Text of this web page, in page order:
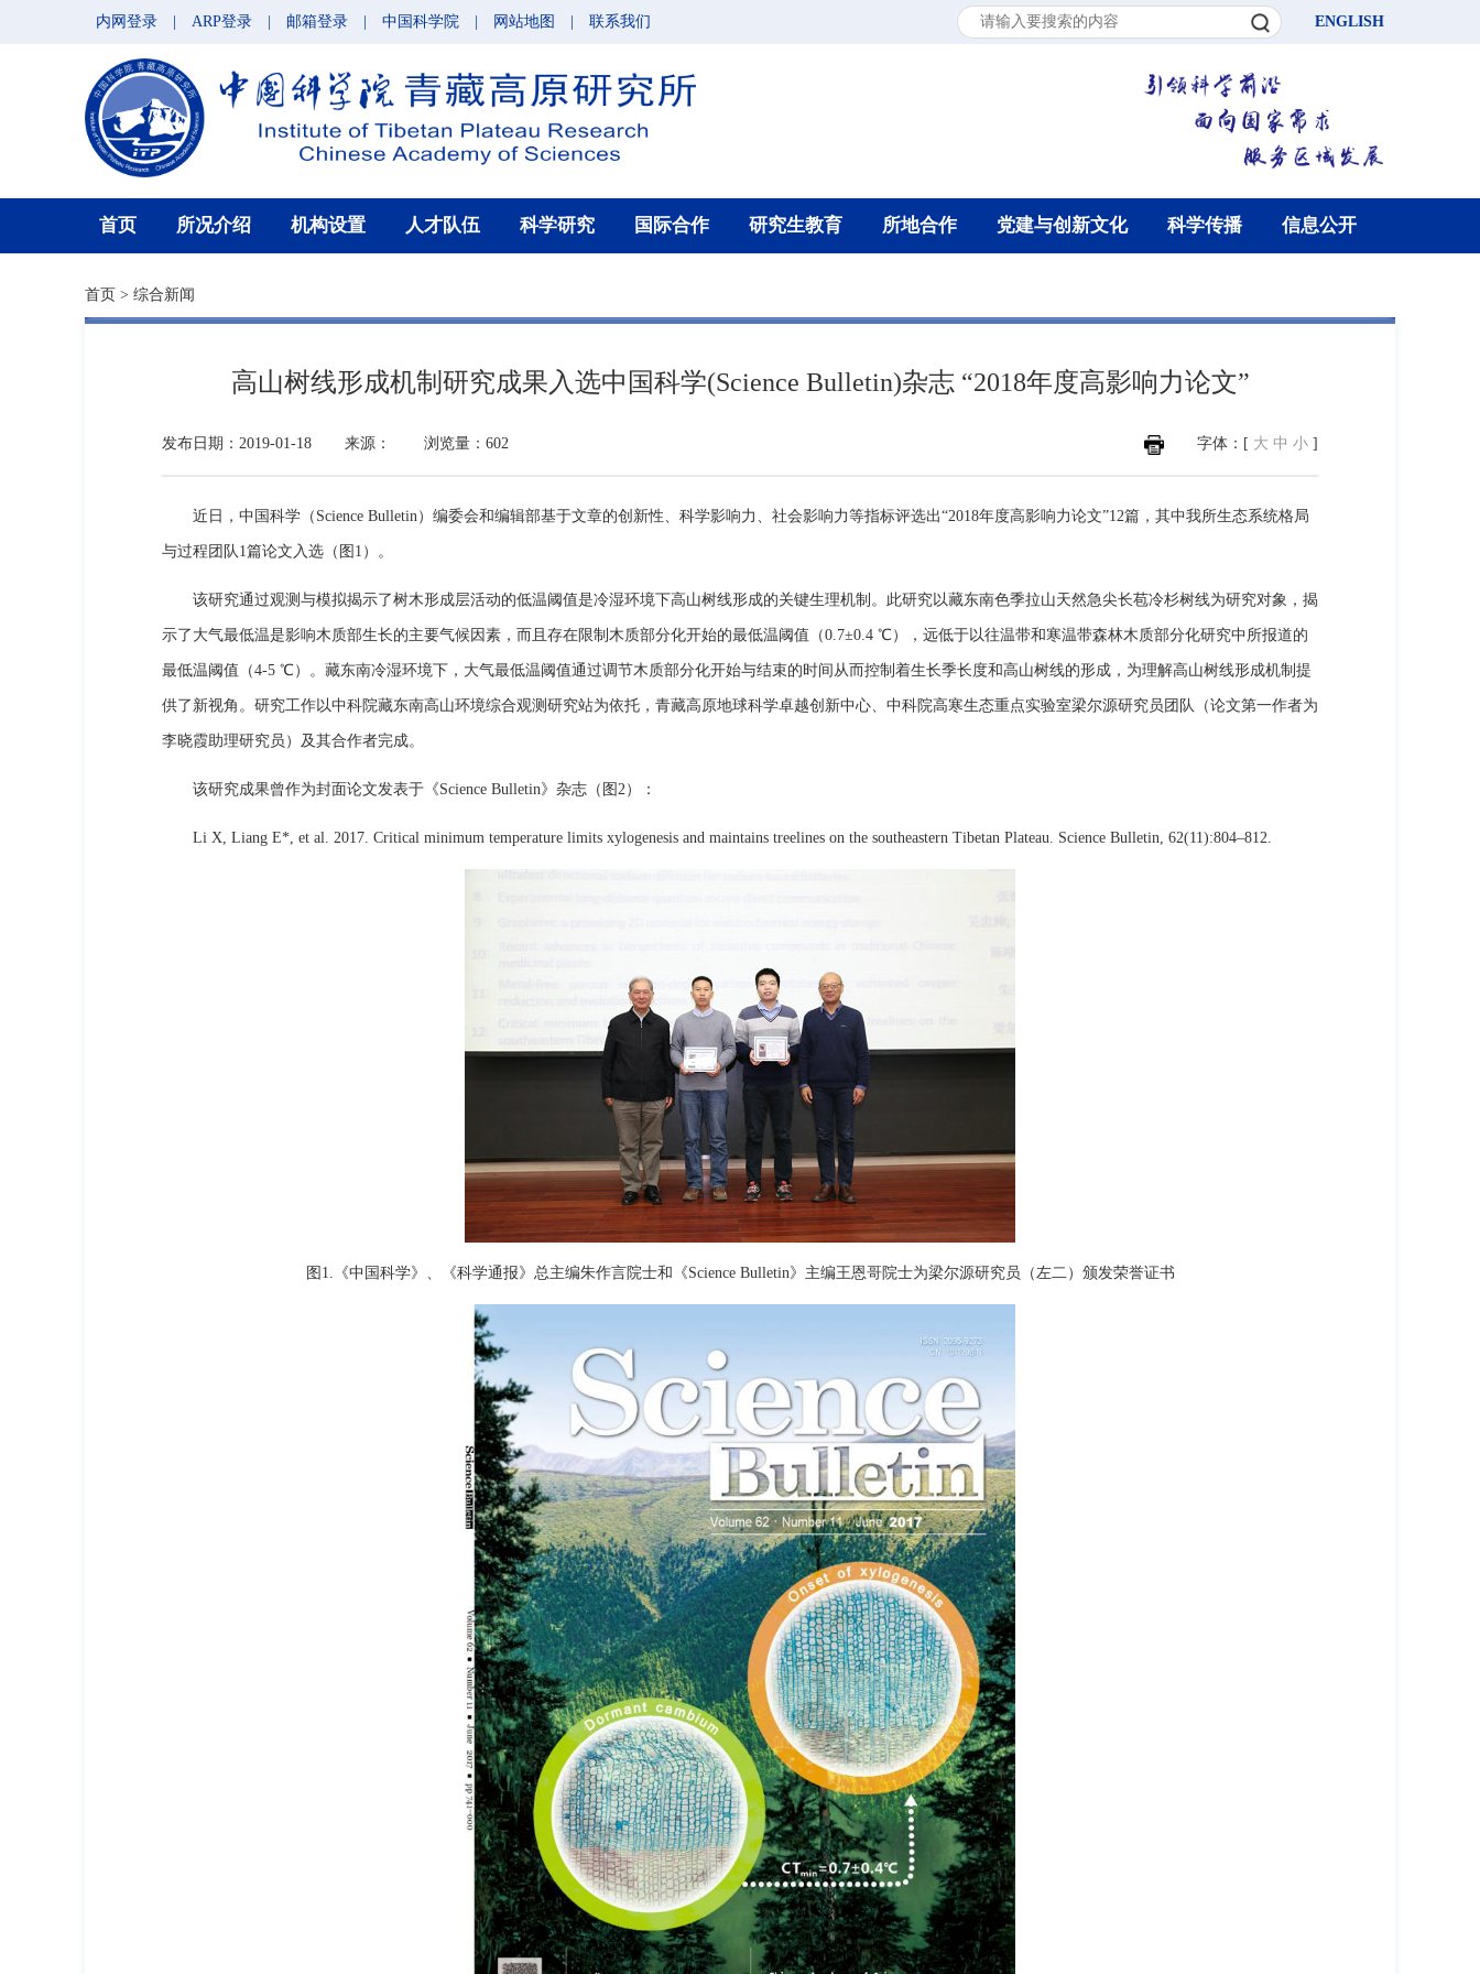
内网登录 ARP登录 邮箱登录 中国科学院 网站地图 联系我们 ENGLISH
首页 所况介绍 机构设置 人才队伍 科学研究 国际合作 研究生教育 所地合作 党建与创新文化 科学传播 信息公开
首页 > 综合新闻
高山树线形成机制研究成果入选中国科学(Science Bulletin)杂志 “2018年度高影响力论文”
发布日期：2019-01-18 来源： 浏览量：602 字体：[ 大 中 小 ]
近日，中国科学（Science Bulletin）编委会和编辑部基于文章的创新性、科学影响力、社会影响力等指标评选出“2018年度高影响力论文”12篇，其中我所生态系统格局
与过程团队1篇论文入选（图1）。
该研究通过观测与模拟揭示了树木形成层活动的低温阈值是冷湿环境下高山树线形成的关键生理机制。此研究以藏东南色季拉山天然急尖长苞冷杉树线为研究对象，揭
示了大气最低温是影响木质部生长的主要气候因素，而且存在限制木质部分化开始的最低温阈值（0.7±0.4 ℃），远低于以往温带和寒温带森林木质部分化研究中所报道的
最低温阈值（4-5 ℃）。藏东南冷湿环境下，大气最低温阈值通过调节木质部分化开始与结束的时间从而控制着生长季长度和高山树线的形成，为理解高山树线形成机制提
供了新视角。研究工作以中科院藏东南高山环境综合观测研究站为依托，青藏高原地球科学卓越创新中心、中科院高寒生态重点实验室梁尔源研究员团队（论文第一作者为
李晓霞助理研究员）及其合作者完成。
该研究成果曾作为封面论文发表于《Science Bulletin》杂志（图2）：
Li X, Liang E*, et al. 2017. Critical minimum temperature limits xylogenesis and maintains treelines on the southeastern Tibetan Plateau. Science Bulletin, 62(11):804–812.
图1.《中国科学》、《科学通报》总主编朱作言院士和《Science Bulletin》主编王恩哥院士为梁尔源研究员（左二）颁发荣誉证书